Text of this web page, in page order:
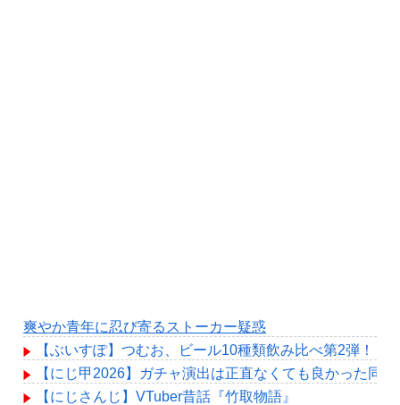
爽やか青年に忍び寄るストーカー疑惑
【ぶいすぽ】つむお、ビール10種類飲み比べ第2弾！
【にじ甲2026】ガチャ演出は正直なくても良かった同
【にじさんじ】VTuber昔話『竹取物語』